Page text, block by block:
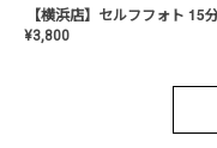
¥3,800